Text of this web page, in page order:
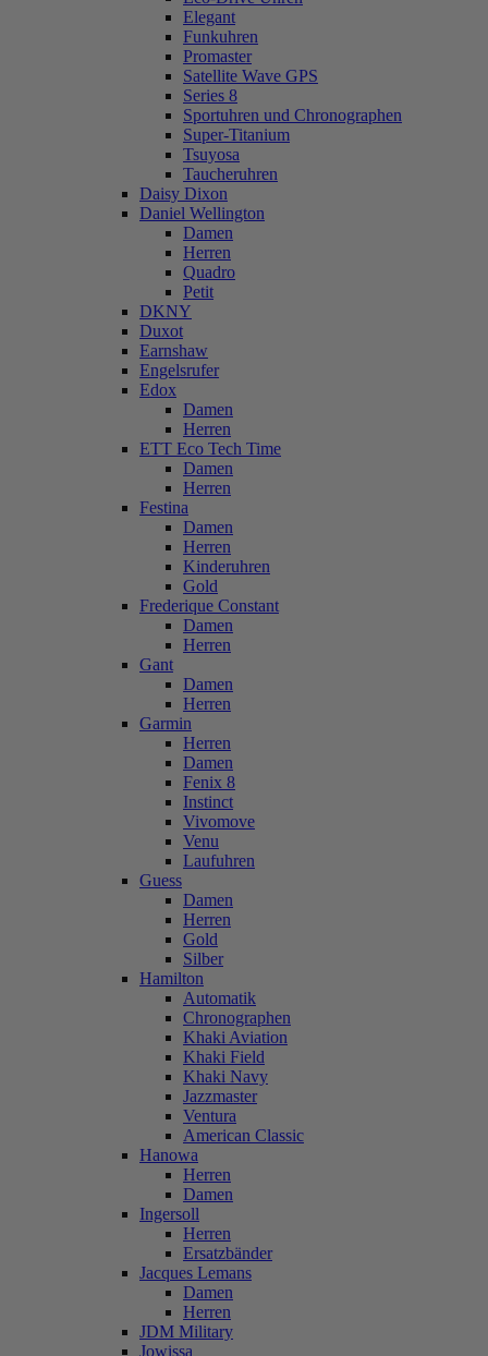
Elegant
Funkuhren
Promaster
Satellite Wave GPS
Series 8
Sportuhren und Chronographen
Super-Titanium
Tsuyosa
Taucheruhren
Daisy Dixon
Daniel Wellington
Damen
Herren
Quadro
Petit
DKNY
Duxot
Earnshaw
Engelsrufer
Edox
Damen
Herren
ETT Eco Tech Time
Damen
Herren
Festina
Damen
Herren
Kinderuhren
Gold
Frederique Constant
Damen
Herren
Gant
Damen
Herren
Garmin
Herren
Damen
Fenix 8
Instinct
Vivomove
Venu
Laufuhren
Guess
Damen
Herren
Gold
Silber
Hamilton
Automatik
Chronographen
Khaki Aviation
Khaki Field
Khaki Navy
Jazzmaster
Ventura
American Classic
Hanowa
Herren
Damen
Ingersoll
Herren
Ersatzbänder
Jacques Lemans
Damen
Herren
JDM Military
Jowissa